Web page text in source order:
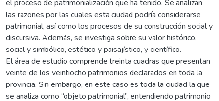
el proceso de patrimonialización que ha tenido. Se analizan
las razones por las cuales esta ciudad podría considerarse
patrimonial, así como los procesos de su construcción social y
discursiva. Además, se investiga sobre su valor histórico,
social y simbólico, estético y paisajístico, y científico.
El área de estudio comprende treinta cuadras que presentan
veinte de los veintiocho patrimonios declarados en toda la
provincia. Sin embargo, en este caso es toda la ciudad la que
se analiza como “objeto patrimonial”, entendiendo patrimonio